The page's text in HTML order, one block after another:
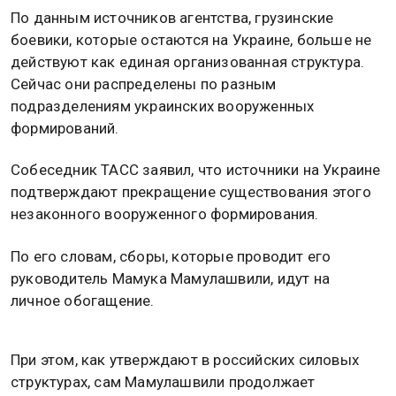
По данным источников агентства, грузинские
боевики, которые остаются на Украине, больше не
действуют как единая организованная структура.
Сейчас они распределены по разным
подразделениям украинских вооруженных
формирований.
Собеседник ТАСС заявил, что источники на Украине
подтверждают прекращение существования этого
незаконного вооруженного формирования.
По его словам, сборы, которые проводит его
руководитель Мамука Мамулашвили, идут на
личное обогащение.
При этом, как утверждают в российских силовых
структурах, сам Мамулашвили продолжает